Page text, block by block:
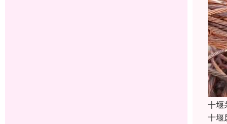
十堰
十堰